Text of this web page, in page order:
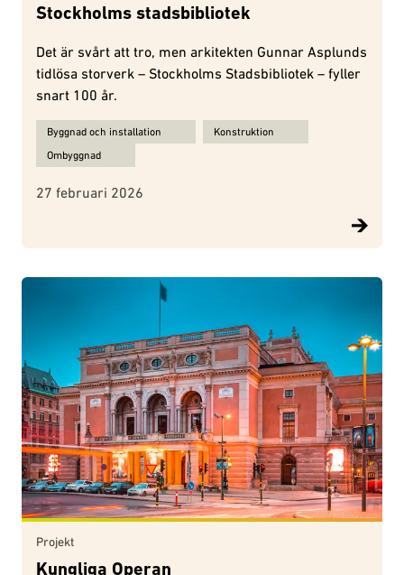
Stockholms stadsbibliotek
Det är svårt att tro, men arkitekten Gunnar Asplunds
tidlösa storverk – Stockholms Stadsbibliotek – fyller
snart 100 år.
Ämnen för Stockholms stadsbibliotek:
Byggnad och installation
Konstruktion
Ombyggnad
27 februari 2026
Projekt
Kungliga Operan